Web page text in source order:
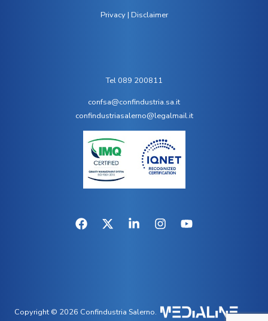
Privacy| Disclaimer
Tel 089 200811
confsa@confindustria.sa.it
confindustriasalerno@legalmail.it
Copyright © 2026 Confindustria Salerno.